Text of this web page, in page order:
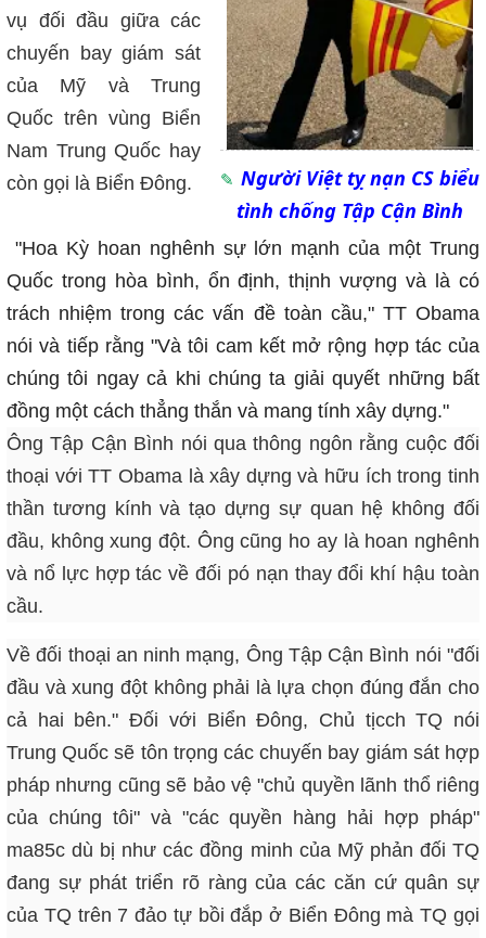
Người Việt tỵ nạn CS biểu
tình chống Tập Cận Bình
vụ đối đầu giữa các
chuyến bay giám sát
của Mỹ và Trung
Quốc trên vùng Biển
Nam Trung Quốc hay
còn gọi là Biển Đông.
"Hoa Kỳ hoan nghênh sự lớn mạnh của một Trung
Quốc trong hòa bình, ổn định, thịnh vượng và là có
trách nhiệm trong các vấn đề toàn cầu," TT Obama
nói và tiếp rằng "Và tôi cam kết mở rộng hợp tác của
chúng tôi ngay cả khi chúng ta giải quyết những bất
đồng một cách thẳng thắn và mang tính xây dựng."
Ông Tập Cận Bình nói qua thông ngôn rằng cuộc đối
thoại với TT Obama là xây dựng và hữu ích trong tinh
thần tương kính và tạo dựng sự quan hệ không đối
đầu, không xung đột. Ông cũng ho ay là hoan nghênh
và nổ lực hợp tác về đối pó nạn thay đổi khí hậu toàn
cầu.
Về đối thoại an ninh mạng, Ông Tập Cận Bình nói "đối
đầu và xung đột không phải là lựa chọn đúng đắn cho
cả hai bên." Đối với Biển Đông, Chủ tịcch TQ nói
Trung Quốc sẽ tôn trọng các chuyến bay giám sát hợp
pháp nhưng cũng sẽ bảo vệ "chủ quyền lãnh thổ riêng
của chúng tôi" và "các quyền hàng hải hợp pháp"
ma85c dù bị như các đồng minh của Mỹ phản đối TQ
đang sự phát triển rõ ràng của các căn cứ quân sự
của TQ trên 7 đảo tự bồi đắp ở Biển Đông mà TQ gọi